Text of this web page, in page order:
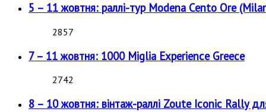
5 – 11 жовтня: раллі-тур Modena Cento Ore
2857
7 – 11 жовтня: 1000 Miglia Experience Greece
2742
8 – 10 жовтня: вінтаж-раллі Zoute Iconic Rally